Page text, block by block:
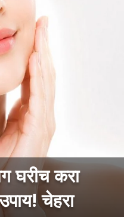
घरीच करा
चेहरा